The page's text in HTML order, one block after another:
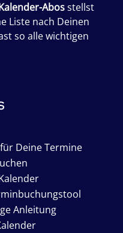
Abosstellst
Liste nach Deinen
so alle wichtigen
Deine Termine
Anleitung